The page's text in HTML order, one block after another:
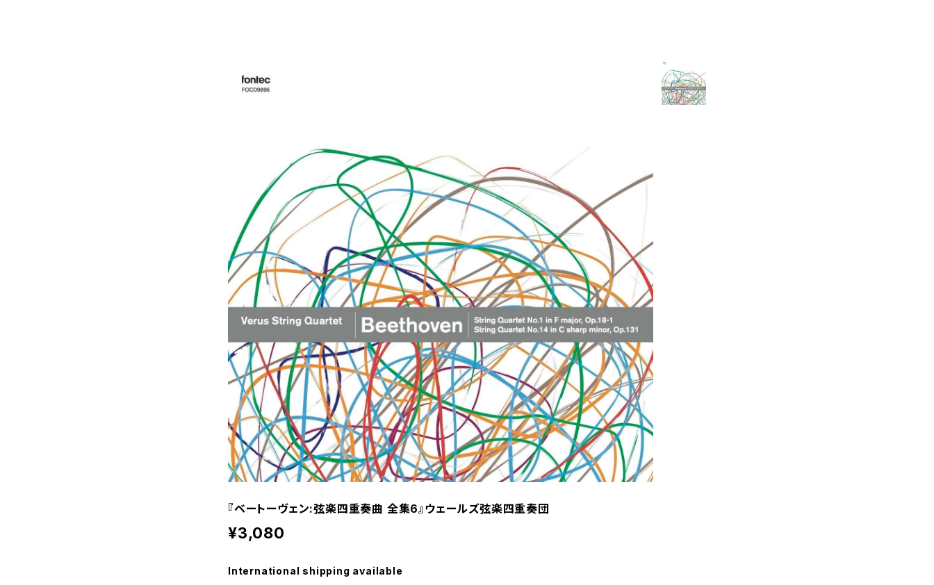
『ベートーヴェン:弦楽四重奏曲 全集6』ウェールズ弦楽四重奏団
¥3,080
International shipping available